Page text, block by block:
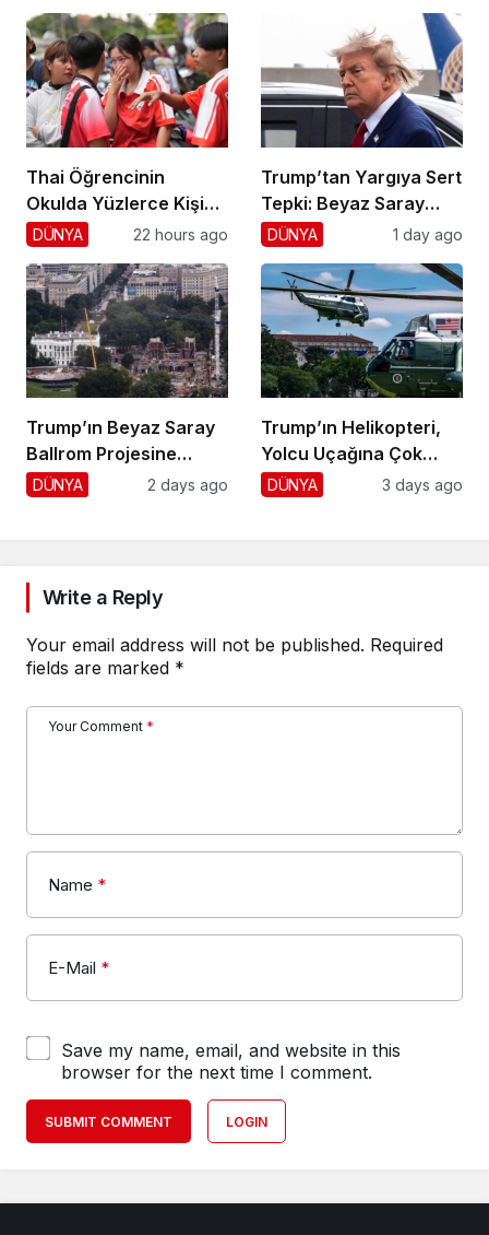
Thai Öğrencinin
Okulda Yüzlerce Kişiyi
Vurdu!
DÜNYA 22 hours ago
Trump’tan Yargıya Sert
Tepki: Beyaz Saray
Krizi!
DÜNYA 1 day ago
Trump’ın Beyaz Saray
Ballrom Projesine
Durdurma
DÜNYA 2 days ago
Trump’ın Helikopteri,
Yolcu Uçağına Çok
Yaklaştı!
DÜNYA 3 days ago
Write a Reply
Your email address will not be published. Required
fields are marked *
Your Comment *
Name *
E-Mail *
Save my name, email, and website in this
browser for the next time I comment.
SUBMIT COMMENT LOGIN